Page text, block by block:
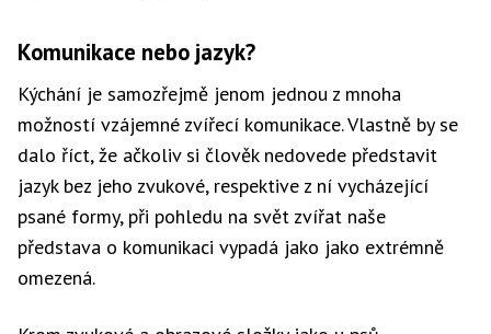
Komunikace nebo jazyk?
Kýchání je samozřejmě jenom jednou z mnoha
možností vzájemné zvířecí komunikace. Vlastně by se
dalo říct, že ačkoliv si člověk nedovede představit
jazyk bez jeho zvukové, respektive z ní vycházející
psané formy, při pohledu na svět zvířat naše
představa o komunikaci vypadá jako jako extrémně
omezená.